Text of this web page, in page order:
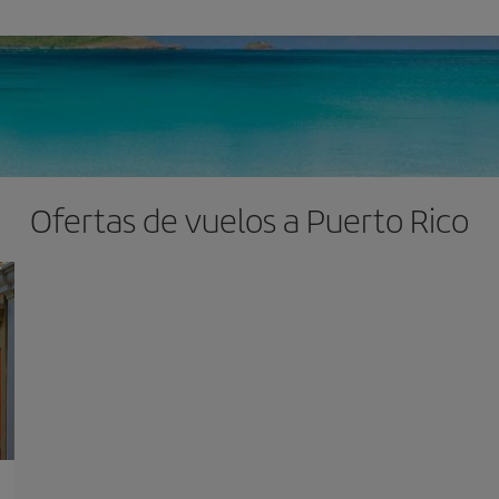
Ofertas de vuelos a Puerto Rico